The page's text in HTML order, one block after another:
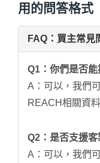
用的問答格式
FAQ：買主常見
Q1：你們是否
A：可以，我們
REACH相關資
Q2：是否支援
A：可以，我們